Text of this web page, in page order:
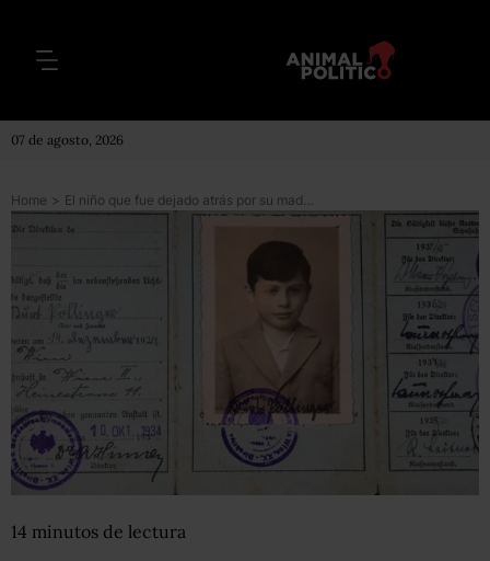
07 de agosto, 2026
Home > El niño que fue dejado atrás por su madre en la Viena nazi
14 minutos de lectura